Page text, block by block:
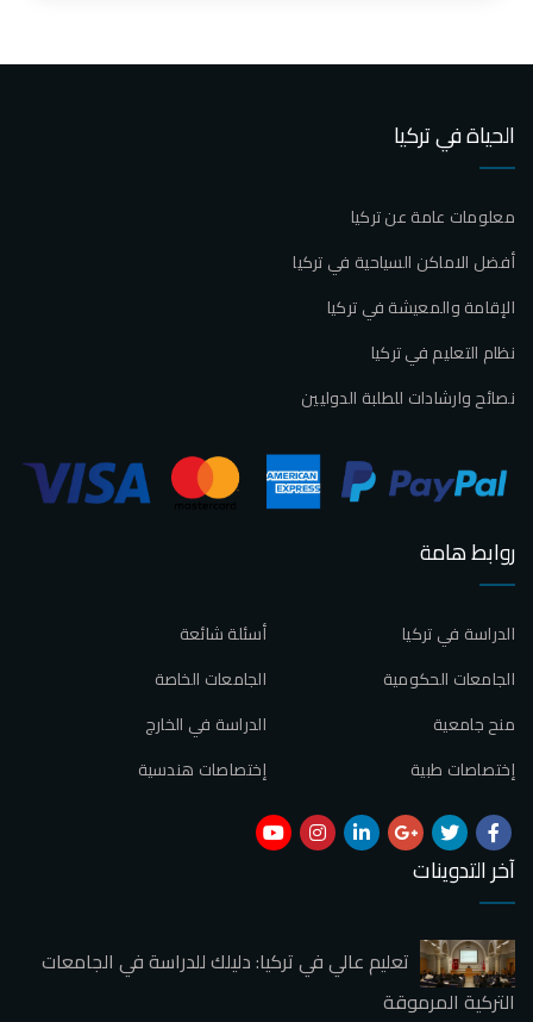
الحياة في تركيا
معلومات عامة عن تركيا
أفضل الاماكن السياحية في تركيا
الإقامة والمعيشة في تركيا
نظام التعليم في تركيا
نصائح وارشادات للطلبة الدوليين
روابط هامة
أسئلة شائعة
الدراسة في تركيا
الجامعات الخاصة
الجامعات الحكومية
الدراسة في الخارج
منح جامعية
إختصاصات هندسية
إختصاصات طبية
آخر التدوينات
تعليم عالي في تركيا: دليلك للدراسة في الجامعات
التركية المرموقة